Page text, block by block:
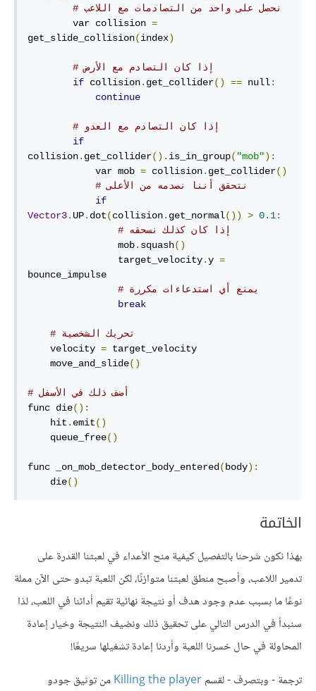
# نحصل على واحد من التصادمات مع اللاعب
        var collision
=
get_slide_collision(index)
# إذا كان التصادم مع الأرض
if collision. get_collider() == null:
continue
# إذا كان التصادم مع العدو
if
collision. get_collider(). is_in_group( "mob"):
            var mob
= collision. get_collider()
# نتحقق أننا نصدمه من الأعلى
if
Vector3. UP. dot(collision. get_normal()) > 0.1:
# إذا كان كذلك نسحقه
                mob
. squash()
                target_velocity
.y =
bounce_impulse
# يمنع أي استدعاءات مكررة
break
# تحريك الشخصية
    velocity
= target_velocity
    move_and_slide
()
# أضف ذلك في الأسفل
func die():
    hit
. emit()
    queue_free
()
func _on_mob_detector_body_entered(body):
    die
()
الخاتمة
بهذا نكون شرحنا بالتفصيل كيفية منح الأعداء في لعبتنا القدرة على
تدمير اللاعب، وأصبح منطق لعبتنا متوازنًا، لكن اللعبة تبدو حتى الآن مملة
نوعًا ما بسبب عدم وجود هدف أو نتيجة نهائية تقيم أدائنا في اللعب، لذا
سنبدأ في الدرس التالي على تحقيق ذلك ونضيف النتيجة وخيار إعادة
المحاولة في حال خسرنا اللعبة وأردنا إعادة تشغيلها سريعًا!
ترجمة - وبتصرف - لقسمKilling the playerمن توثيق جودو